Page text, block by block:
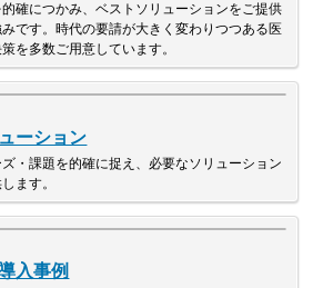
確につかみ、ベストソリューションをご提供
です。時代の要請が大きく変わりつつある医
を多数ご用意しています。
ーション
・課題を的確に捉え、必要なソリューション
ます。
入事例